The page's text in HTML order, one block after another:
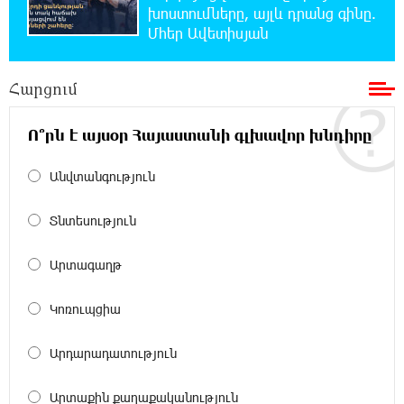
Սողոմոնյան
Նարեկ Կարապետյանը հարցազրույց է տվել
Մհեր Բաղդասարյանին
22:17:04 5-08-2026
է մասնակցել խաղարկության․ զգուշացում
21:59:34 5-08-2026
իսրայելցի զինծառայող
խոստումները, այլև դրանց գինը.
Մհեր Ավետիսյան
Հարցում
Ո՞րն է այսօր Հայաստանի գլխավոր խնդիրը
Անվտանգություն
Տնտեսություն
Արտագաղթ
Կոռուպցիա
Արդարադատություն
Արտաքին քաղաքականություն